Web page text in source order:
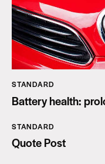
STANDARD
Battery health:
STANDARD
Quote Post